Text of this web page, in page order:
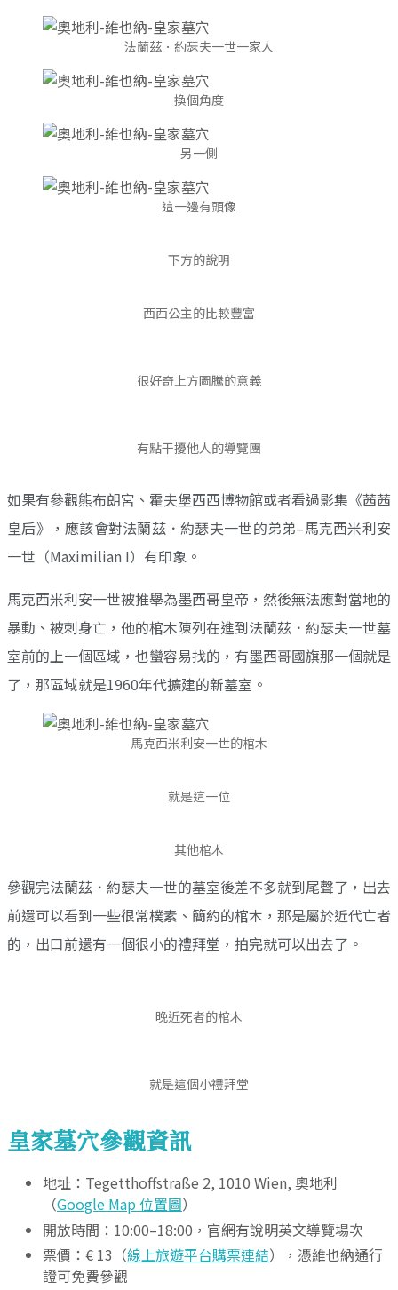
法蘭茲．約瑟夫一世一家人
換個角度
另一側
這一邊有頭像
下方的說明
西西公主的比較豐富
很好奇上方圖騰的意義
有點干擾他人的導覽團
如果有參觀熊布朗宮、霍夫堡西西博物館或者看過影集《茜茜
皇后》，應該會對法蘭茲．約瑟夫一世的弟弟–馬克西米利安
一世（Maximilian I）有印象。
馬克西米利安一世被推舉為墨西哥皇帝，然後無法應對當地的
暴動、被刺身亡，他的棺木陳列在進到法蘭茲．約瑟夫一世墓
室前的上一個區域，也蠻容易找的，有墨西哥國旗那一個就是
了，那區域就是1960年代擴建的新墓室。
馬克西米利安一世的棺木
就是這一位
其他棺木
參觀完法蘭茲．約瑟夫一世的墓室後差不多就到尾聲了，出去
前還可以看到一些很常樸素、簡約的棺木，那是屬於近代亡者
的，出口前還有一個很小的禮拜堂，拍完就可以出去了。
晚近死者的棺木
就是這個小禮拜堂
皇家墓穴參觀資訊
地址：Tegetthoffstraße 2, 1010 Wien, 奧地利
（Google Map 位置圖）
開放時間：10:00–18:00，官網有說明英文導覽場次
票價：€ 13（線上旅遊平台購票連結），憑維也納通行
證可免費參觀